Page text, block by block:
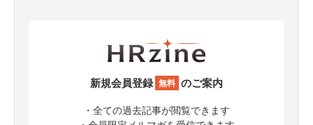
新規会員登録 無料 のご案内
・全ての過去記事が閲覧できます